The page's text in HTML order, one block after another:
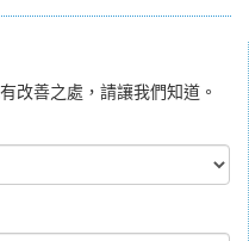
改善之處，請讓我們知道。